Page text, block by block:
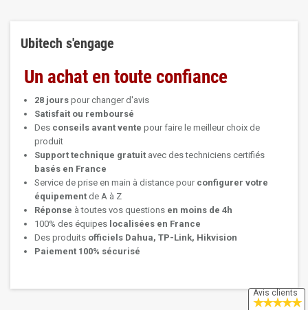
Ubitech s'engage
Un achat en toute confiance
28 jours pour changer d'avis
Satisfait ou remboursé
Des conseils avant vente pour faire le meilleur choix de
produit
Support technique gratuit avec des techniciens certifiés
basés en France
Service de prise en main à distance pour configurer votre
équipement de A à Z
Réponse à toutes vos questions en moins de 4h
100% des équipes localisées en France
Des produits officiels Dahua, TP-Link, Hikvision
Paiement 100% sécurisé
Avis clients
★★★★★